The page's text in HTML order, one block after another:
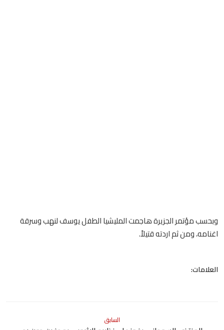
وبحسب مؤتمر الجزيرة هاجمت المليشيا الطفل يوسف لنهب وسرقة
اغنامه، ومن ثم اردته قتيلاً.
العلامات:
السابق